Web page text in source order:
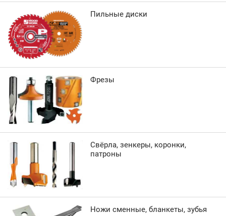
Пильные диски
Фрезы
Свёрла, зенкеры, коронки,
патроны
Ножи сменные, бланкеты, зубья